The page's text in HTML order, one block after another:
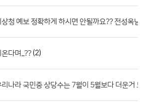
상청 예보 정확하게 하시면 안될까요?? 전성옥님
온다며...?? (2)
리나라 국민중 상당수는 7월이 5월보다 더운거 모